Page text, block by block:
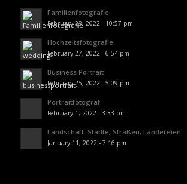
Familienfotografie
February 28, 2022 - 10:57 pm
Hochzeitsfotografie
February 27, 2022 - 6:54 pm
Business Portrait
February 25, 2022 - 5:09 pm
Portraitfotograf
February 1, 2022 - 3:33 pm
Landschaft: Städte, Straßen, Ländereien
January 11, 2022 - 7:16 pm